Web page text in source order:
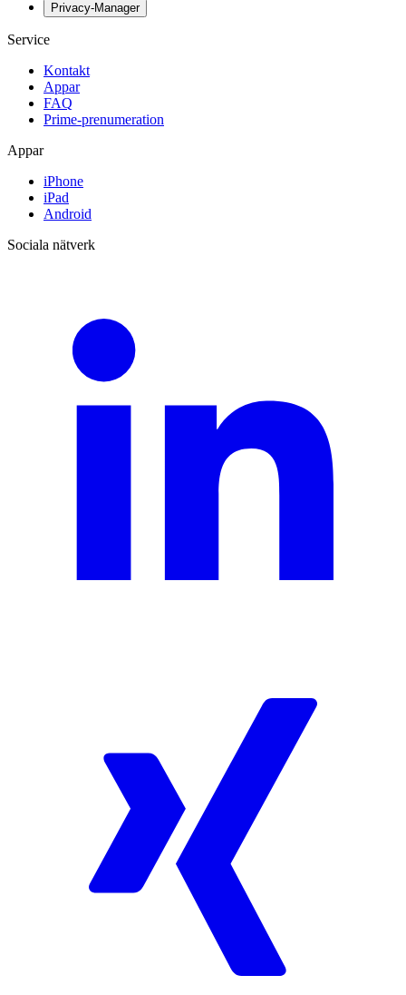
Privacy-Manager
Service
Kontakt
Appar
FAQ
Prime-prenumeration
Appar
iPhone
iPad
Android
Sociala nätverk